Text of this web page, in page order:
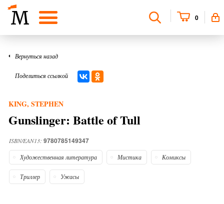
0
Вернуться назад
Поделиться ссылкой
KING, STEPHEN
Gunslinger: Battle of Tull
ISBN/EAN13: 9780785149347
Художественная литература Мистика Комиксы
Триллер Ужасы